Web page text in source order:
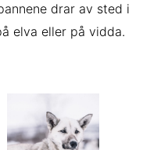
drar av sted i
elva eller på vidda.